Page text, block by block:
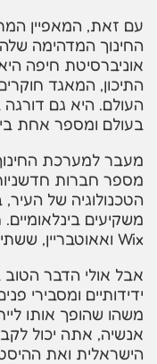
עם זאת, המאפיין
החינוך המדהימה
אוניברסיטת חיפה
התיכון, המאגד
בעולם ומספר אחת
מעבר למערכת
מספר חברות
הטכנולוגיה של
משקיעים
Wix ואאוטבריין, ששתיהן ממוקמות בעיר.
אבל אולי הדבר
ידידותיים ומסבירי
משהו שהופך אותו
אנשיה, אתה יכול
הישראלית ואת